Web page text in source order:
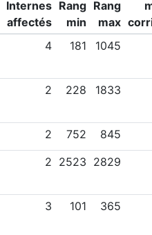
Internes
affectés
Rang
min
Rang
max
4 181 1045
2 228 1833
2 752 845
2 2523 2829
3 101 365